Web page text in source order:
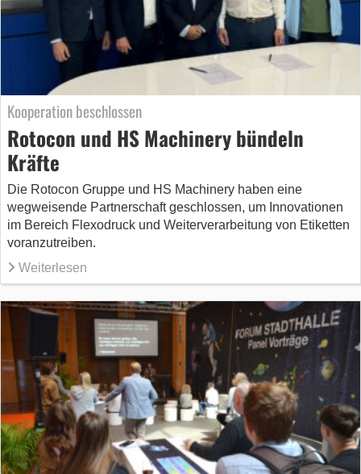
Kooperation beschlossen
Rotocon und HS Machinery bündeln
Kräfte
Die Rotocon Gruppe und HS Machinery haben eine
wegweisende Partnerschaft geschlossen, um Innovationen
im Bereich Flexodruck und Weiterverarbeitung von Etiketten
voranzutreiben.
Weiterlesen